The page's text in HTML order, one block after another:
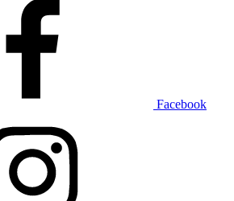
Facebook